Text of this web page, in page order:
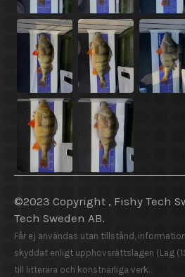
©2023 Copyright , Fishy Tech
Tech Sweden AB.
Får ej användas utan tillstånd,
skyddat enligt upphovsrättslagen (Lag
till litterära och konstnärliga verk.